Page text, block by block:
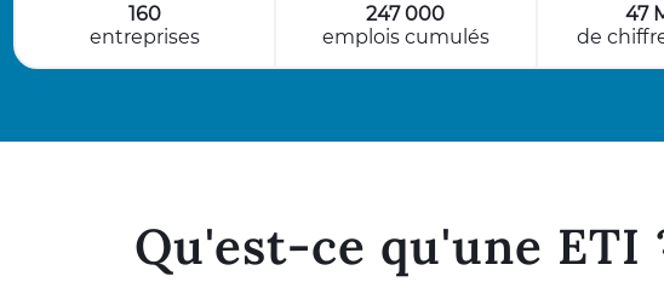
160
entreprises
247 000
emplois cumulés
47
de
Qu'est-ce qu'une ETI